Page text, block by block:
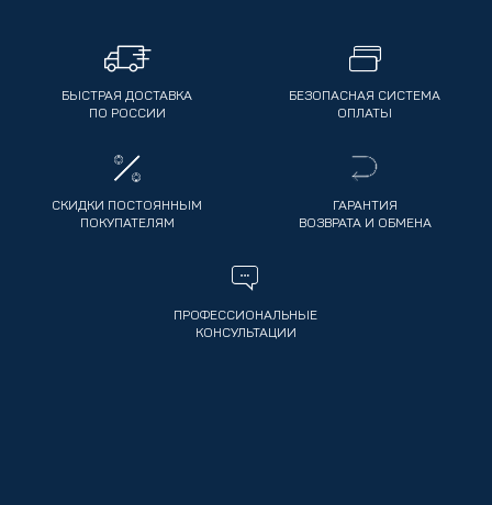
БЫСТРАЯ ДОСТАВКА
ПО РОССИИ
БЕЗОПАСНАЯ СИСТЕМА
ОПЛАТЫ
СКИДКИ ПОСТОЯННЫМ
ПОКУПАТЕЛЯМ
ГАРАНТИЯ
ВОЗВРАТА И ОБМЕНА
ПРОФЕССИОНАЛЬНЫЕ
КОНСУЛЬТАЦИИ